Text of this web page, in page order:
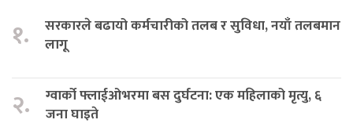
१.
सरकारले बढायो कर्मचारीको तलब र सुविधा, नयाँ तलबमान
लागू
२.
ग्वार्को फ्लाईओभरमा बस दुर्घटना: एक महिलाको मृत्यु, ६
जना घाइते